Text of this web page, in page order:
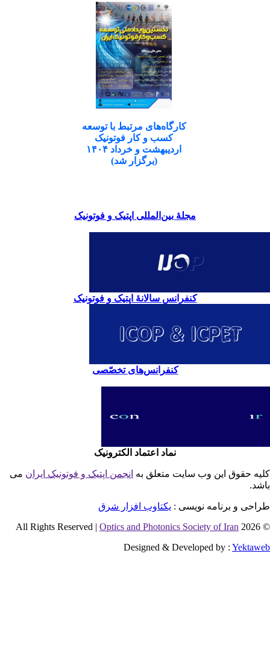
کارگاه‌های مرتبط با توسعه
کسب و کار فوتونیک
اردیبهشت و خرداد ۱۴۰۴
(برگزار شد)
مجلۀ بین‌المللی اپتیک و فوتونیک
کنفرانس سالانۀ اپتیک و فوتونیک
کنفرانس‌های تخصّصی
نماد اعتماد الکترونیک
حقوق این وب سایت متعلق بهانجمن اپتیک و فوتونیک ایران می
و برنامه نویسی : یکتاوب افزار شرق
©
Optics and Photonics Society of Iran
Designed & Developed by :